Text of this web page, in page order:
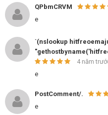
QPbmCRVM
e
`(nslookup
4 năm
e
PostComment/.
e